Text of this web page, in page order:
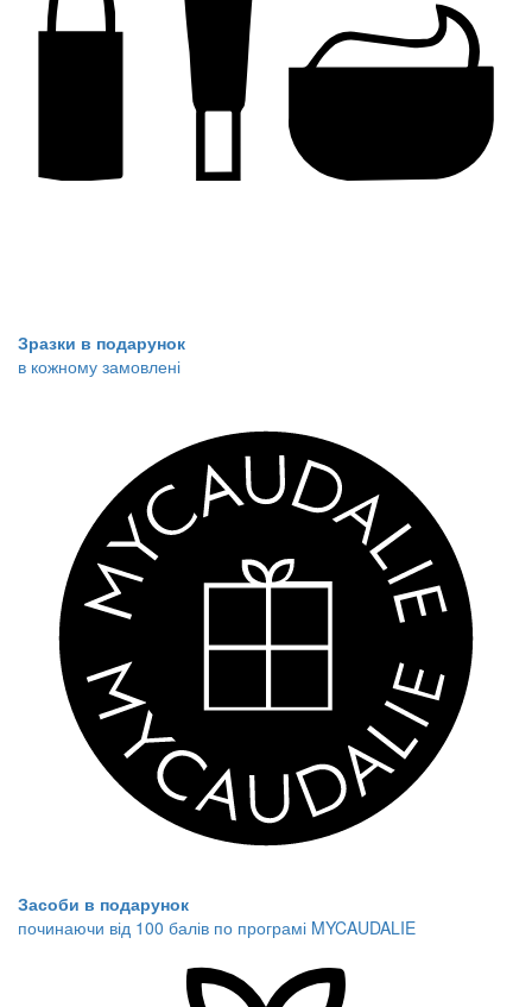
Зразки в подарунок
в кожному замовлені
Засоби в подарунок
починаючи від 100 балів по програмі MYCAUDALIE